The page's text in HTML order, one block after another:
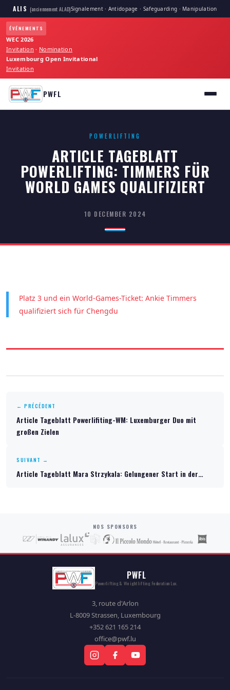
ALIS (anciennement ALAD)Signalement · Antidopage · Safeguarding · Manipulation
ÉVÉNEMENTS
WEC 2026
Invitation · Nomination
Luxembourg Open Invitational
Invitation
PWFL
POWERLIFTING
ARTICLE TAGEBLATT
POWERLIFTING: TIMMERS FÜR
WORLD GAMES QUALIFIZIERT
10 DECEMBER 2024
Platz 3 und ein World-Games-Ticket: Ankie Timmers
qualifiziert sich für Chengdu
← PRÉCÉDENT
Article Tageblatt Powerlifiting-WM: Luxemburger Duo mit
großen Zielen
SUIVANT →
Article Tageblatt Mara Strzykala: Gelungener Start in der…
NOS SPONSORS
PWFL
Powerlifting & Weightlifting Federation Lux.
3, route d'Arlon
L-8009 Strassen, Luxembourg
+352 621 165 214
office@pwf.lu